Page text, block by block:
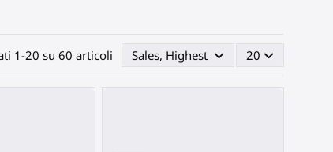
1-20 su 60 articoli Sales, Highest first 20